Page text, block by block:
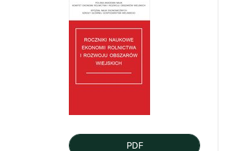
Article
Sidebar
PDF